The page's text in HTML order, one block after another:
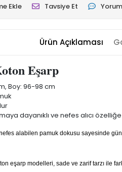
Ekle Tavsiye Et
Ürün Açıklaması
Eşarp
Boy: 96-98 cm
dayanıklı ve nefes alıcı
alabilen pamuk dokusu sayesinde
eşarp modelleri, sade ve zarif tarzı ile